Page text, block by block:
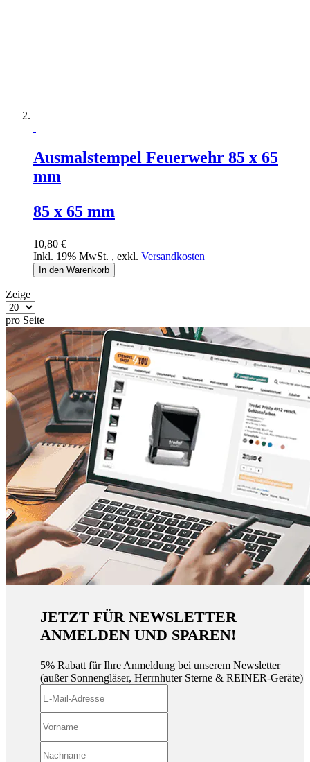
Ausmalstempel Feuerwehr 85 x 65
mm
85 x 65 mm
10,80 €
Inkl. 19% MwSt. , exkl. Versandkosten
In den Warenkorb
Zeige
pro Seite
JETZT FÜR NEWSLETTER
ANMELDEN UND SPAREN!
5% Rabatt für Ihre Anmeldung bei unserem Newsletter
(außer Sonnengläser, Herrnhuter Sterne & REINER-Geräte)